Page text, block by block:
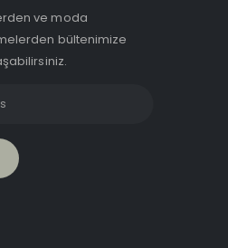
ve moda
bültenimize